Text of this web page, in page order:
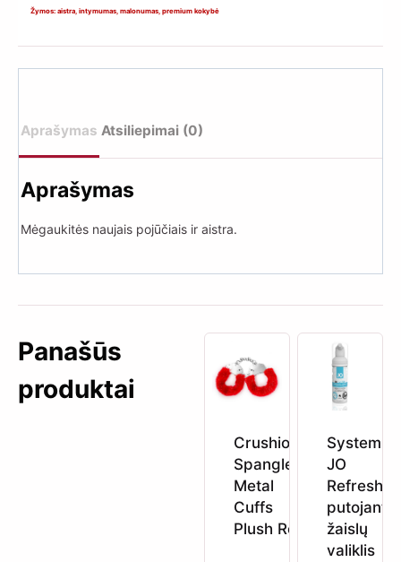
antibakterinis
Žymos: aistra intymumas malonumas premium kokybė
Aprašymas Atsiliepimai (0)
Aprašymas
Mėgaukitės naujais pojūčiais ir aistra.
Panašūs
produktai
Crushious
Spangle
Metal
Cuffs
Plush Red
System
JO
Refresh
putojantis
žaislų
valiklis